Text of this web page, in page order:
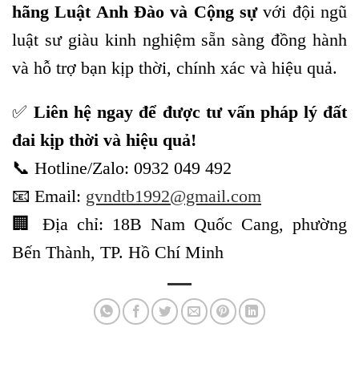
hãng Luật Anh Đào và Cộng sựvới đội ngũ
luật sư giàu kinh nghiệm sẵn sàng đồng hành
và hỗ trợ bạn kịp thời, chính xác và hiệu quả.
✅Liên hệ ngay để được tư vấn pháp lý đất
đai kịp thời và hiệu quả!
📞 Hotline/Zalo: 0932 049 492
📧 Email: gvndtb1992@gmail.com
🏢 Địa chỉ: 18B Nam Quốc Cang, phường
Bến Thành, TP. Hồ Chí Minh